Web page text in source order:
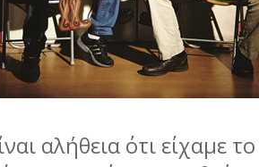
αλήθεια ότι είχαμε